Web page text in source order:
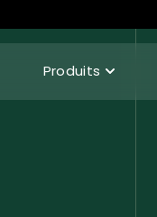
Produits